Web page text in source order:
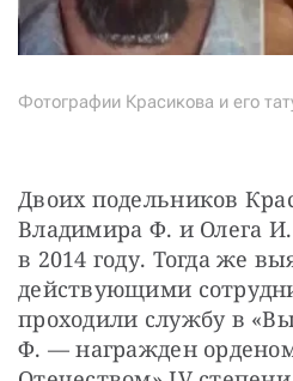
Фотографии Красикова и его
Двоих подельников
Владимира Ф. и Олега
в 2014 году. Тогда же
действующими
проходили службу в
Ф. — награжден